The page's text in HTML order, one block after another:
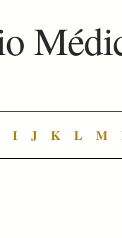
I J K L M